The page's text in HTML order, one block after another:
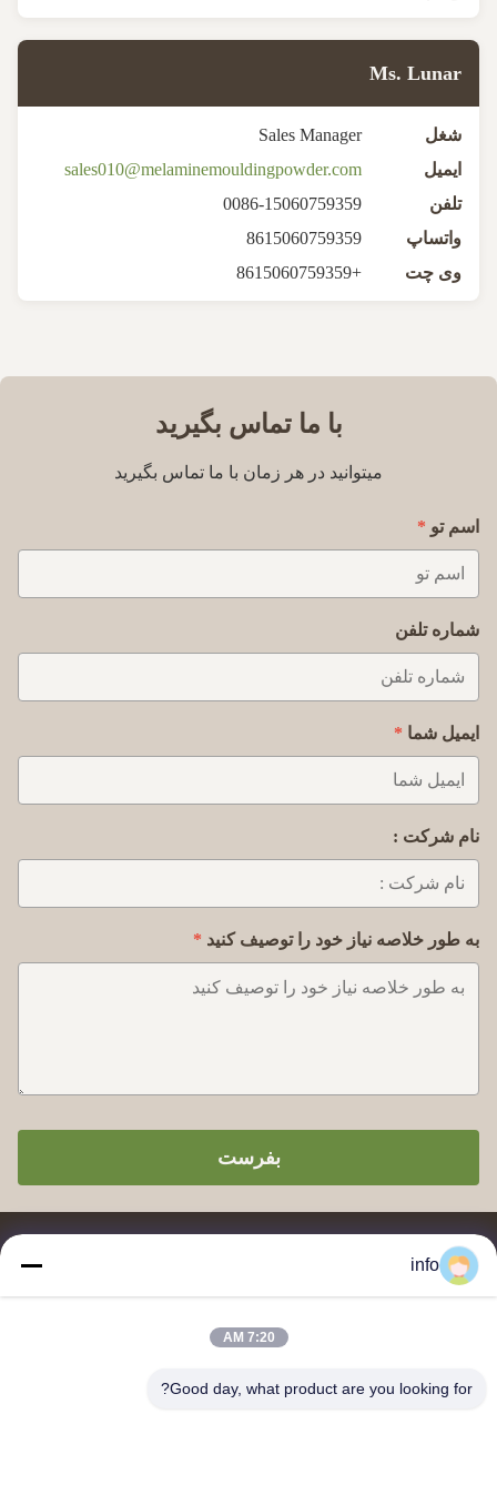
Ms. Lunar
شغل
Sales Manager
ایمیل
sales010@melaminemouldingpowder.com
تلفن
0086-15060759359
واتساپ
8615060759359
وی چت
+8615060759359
با ما تماس بگیرید
میتوانید در هر زمان با ما تماس بگیرید
اسم تو
شماره تلفن
ایمیل شما
نام شرکت :
به طور خلاصه نیاز خود را توصیف کنید
بفرست
ملامین، ترکیب قالب سازی اوره، پودر شیشه، ظروف میز ملامین،
info
7:20 AM
Good day, what product are you looking for?